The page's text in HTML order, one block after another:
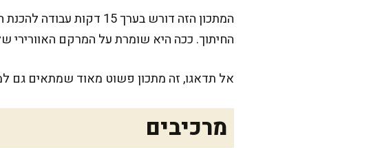
החיתוך. ככה היא שומרת על המרקם האוורירי
אל תדאגו, זה מתכון פשוט מאוד שמתאים גם
מרכיבים